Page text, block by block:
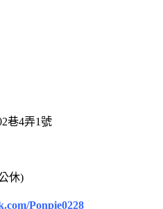
巷4弄1號
休)
Ponpie0228